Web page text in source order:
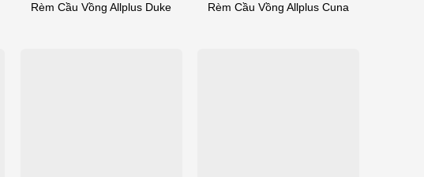
Rèm Cầu Vồng Allplus Duke Rèm Cầu Vồng Allplus Cuna